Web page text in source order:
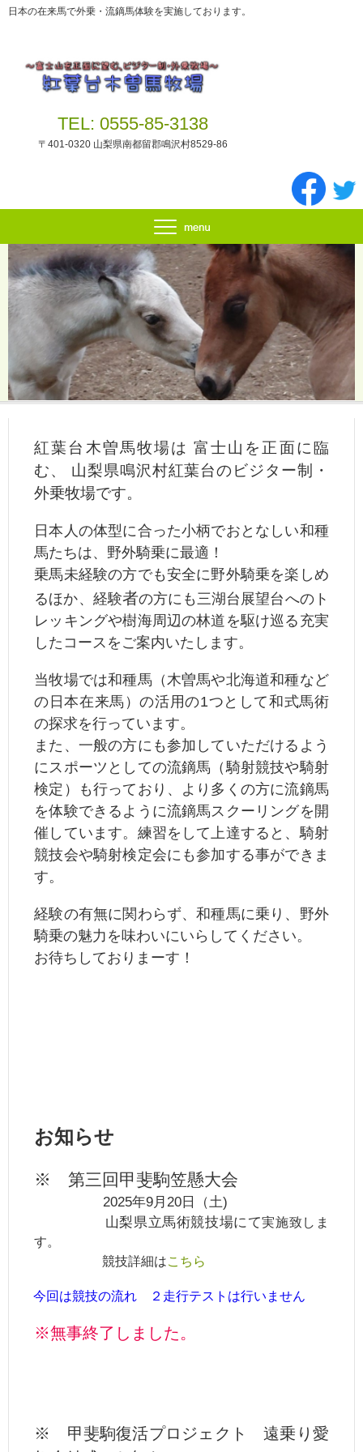
日本の在来馬で外乗・流鏑馬体験を実施しております。
TEL: 0555-85-3138
〒401-0320 山梨県南都留郡鳴沢村8529-86
紅葉台木曽馬牧場は 富士山を正面に臨
む、 山梨県鳴沢村紅葉台のビジター制・
外乗牧場です。
日本人の体型に合った小柄でおとなしい和種
馬たちは、野外騎乗に最適！
乗馬未経験の方でも安全に野外騎乗を楽しめ
るほか、経験者の方にも三湖台展望台へのト
レッキングや樹海周辺の林道を駆け巡る充実
したコースをご案内いたします。
当牧場では和種馬（木曽馬や北海道和種など
の日本在来馬）の活用の1つとして和式馬術
の探求を行っています。
また、一般の方にも参加していただけるよう
にスポーツとしての流鏑馬 （騎射競技や騎射
検定）も行っており、より多くの方に流鏑馬
を体験できるように流鏑馬スクーリングを開
催しています。練習をして上達すると、騎射
競技会や騎射検定会にも参加する事ができま
す。
経験の有無に関わらず、和種馬に乗り、野外
騎乗の魅力を味わいにいらしてください。
お待ちしておりまーす！
お知らせ
※ 第三回甲斐駒笠懸大会
2025年9月20日（土)
山梨県立馬術競技場にて実施致しま
す。
競技詳細はこちら
今回は競技の流れ ２走行テストは行いません
※無事終了しました。
※ 甲斐駒復活プロジェクト 遠乗り愛